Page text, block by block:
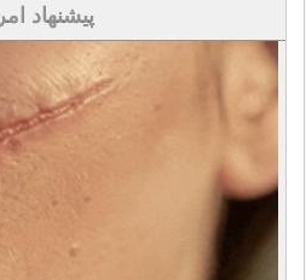
پیشنهاد